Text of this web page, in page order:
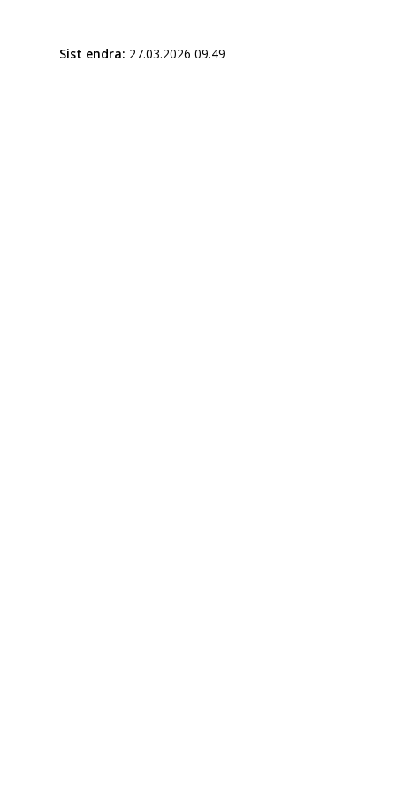
Sist endra 27.03.2026 09.49